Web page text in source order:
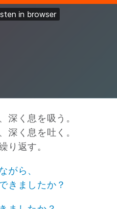
深く息を吸う。
深く息を吐く。
り返す。
がら、
きましたか？